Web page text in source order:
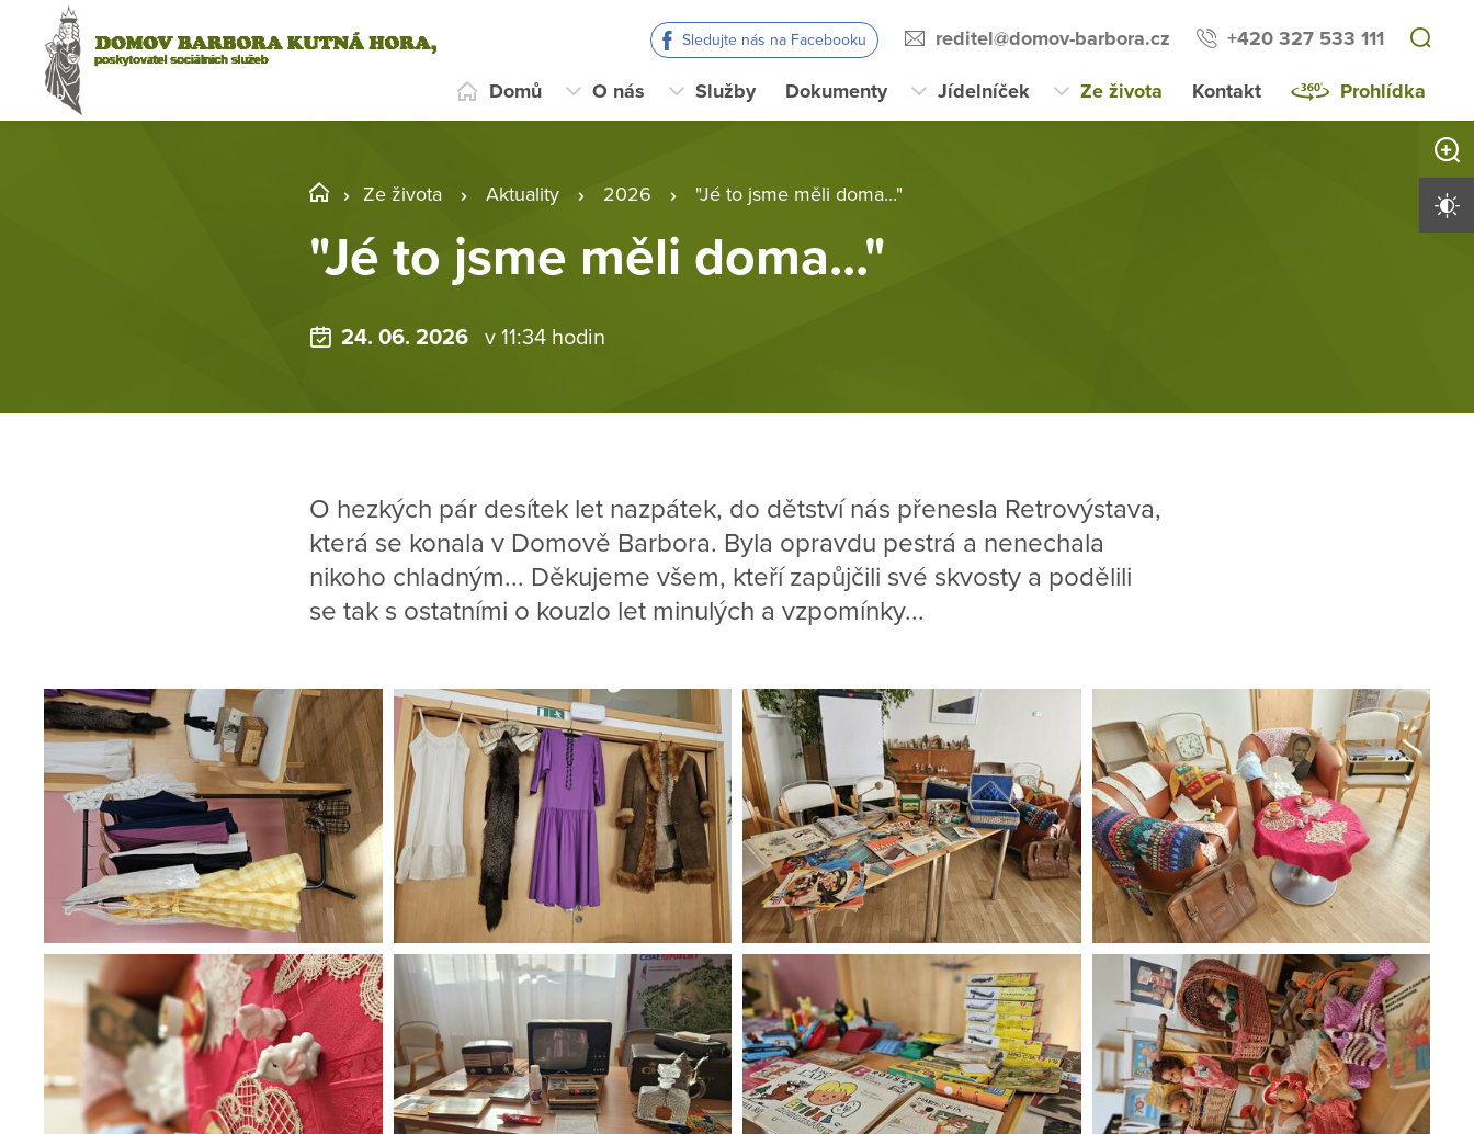
Sledujte nás na Facebooku reditel@domov-barbora.cz +420 327 533 111
Domů O nás Služby Dokumenty Jídelníček Ze života Kontakt Prohlídka
Ze života Aktuality 2026 "Jé to jsme měli doma..."
"Jé to jsme měli doma..."
24. 06. 2026 v 11:34 hodin
O hezkých pár desítek let nazpátek, do dětství nás přenesla Retrovýstava,
která se konala v Domově Barbora. Byla opravdu pestrá a nenechala
nikoho chladným... Děkujeme všem, kteří zapůjčili své skvosty a podělili
se tak s ostatními o kouzlo let minulých a vzpomínky...